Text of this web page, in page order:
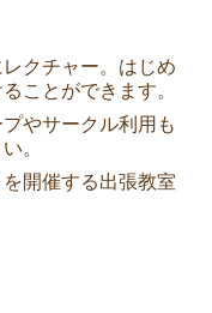
クチャー。はじめ
ことができます。
やサークル利用も
。
開催する出張教室